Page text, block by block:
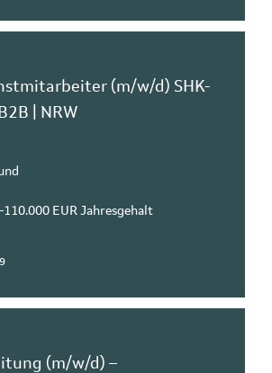
(m/w/d) SHK-
| NRW
EUR Jahresgehalt
(m/w/d) –